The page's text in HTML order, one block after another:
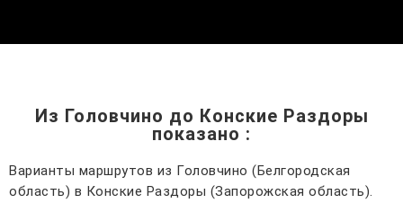
Из Головчино до Конские Раздоры
показано :
Варианты маршрутов из Головчино (Белгородская
область) в Конские Раздоры (Запорожская область).